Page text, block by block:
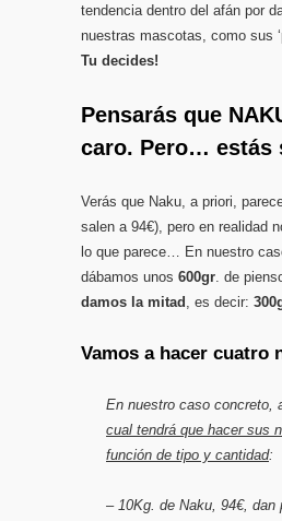
tendencia dentro del afán por
nuestras mascotas, como sus
Tu decides!
Pensarás que
caro. Pero… estás
Verás que Naku, a priori,
salen a 94€), pero en realidad
lo que parece… En nuestro
dábamos unos 600gr . de
damos la mitad , es decir:
Vamos a hacer cuatro
En nuestro caso concreto,
cual tendrá que hacer sus
función de tipo y cantidad:
– 10Kg. de Naku, 94€, dan